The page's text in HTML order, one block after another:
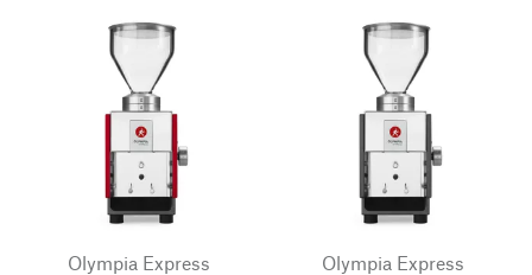
Olympia Express
Olympia Express